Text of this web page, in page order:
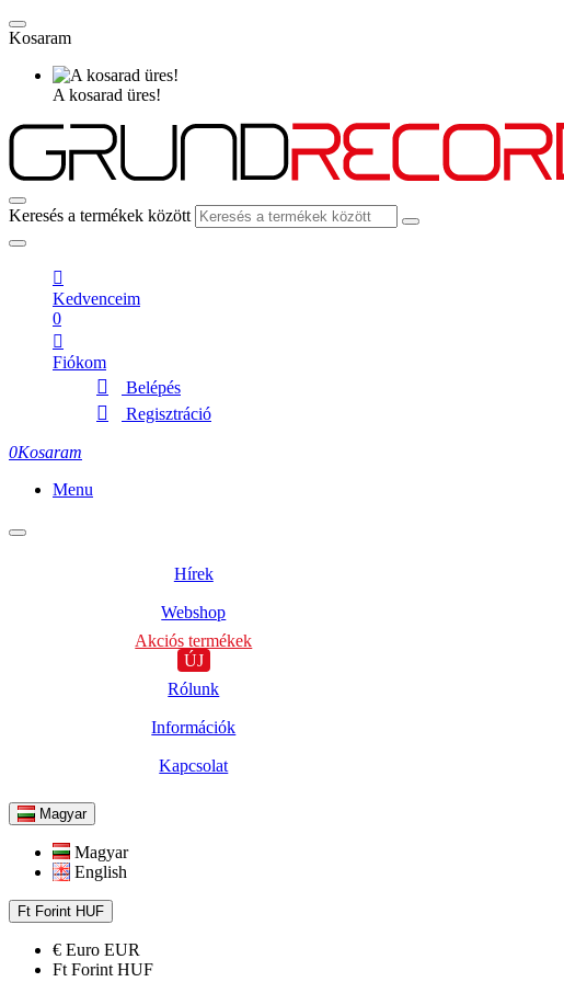
Kosaram
A kosarad üres!
Keresés a termékek között
Kedvenceim
0
Fiókom
Belépés
Regisztráció
0Kosaram
Menu
Hírek
Webshop
Akciós termékek
ÚJ
Rólunk
Információk
Kapcsolat
Magyar
Magyar
English
Ft Forint HUF
€ Euro EUR
Ft Forint HUF